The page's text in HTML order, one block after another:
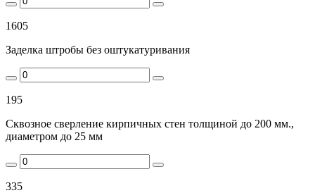
1605
Заделка штробы без оштукатуривания
195
Сквозное сверление кирпичных стен толщиной до 200 мм.,
диаметром до 25 мм
335